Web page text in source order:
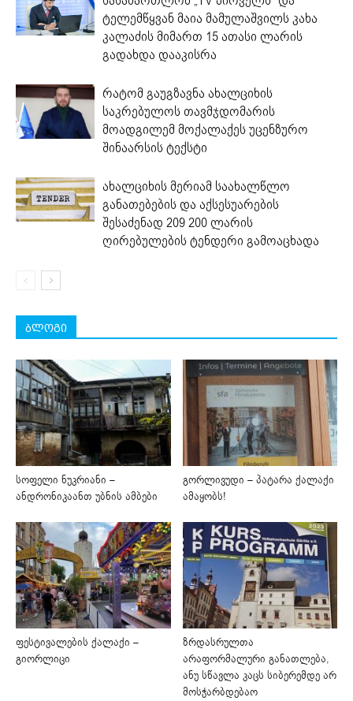
ტელემწყვან მაია მამულაშვილს კახა
კალაძის მიმართ 15 ათასი ლარის
გადახდა დააკისრა
რატომ გაუგზავნა ახალციხის
საკრებულოს თავმჯდომარის
მოადგილემ მოქალაქეს უცენზურო
შინაარსის ტექსტი
ახალციხის მერიამ საახალწლო
განათებების და აქსესუარების
შესაძენად 209 200 ლარის
ღირებულების ტენდერი გამოაცხადა
ბლოგი
სოფელი ნუკრიანი –
ანდრონიკაანთ უბნის ამბები
გორლივუდი – პატარა ქალაქი
ამაყობს!
ფესტივალების ქალაქი –
გიორლიცი
ზრდასრულთა
არაფორმალური განათლება,
ანუ სწავლა კაცს სიბერემდე არ
მოსჭარბდებაო